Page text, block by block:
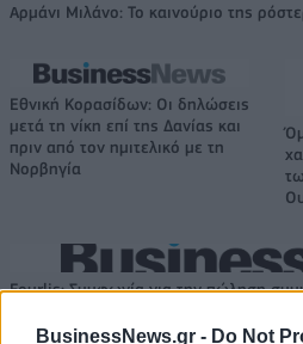
BusinessNews.gr - Do Not
Αρμάνι Μιλάνο: Το καινούριο της
Εθνική Κορασίδων: Οι δηλώσεις
μετά τη νίκη επί της Δανίας και
πριν από τον ημιτελικό με τη
Νορβηγία
Fourlis: Συμφωνία για την πώληση